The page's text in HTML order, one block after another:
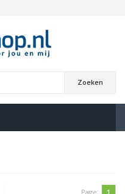
Zoeken
Page: 1